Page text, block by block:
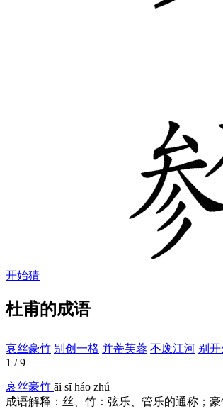
开始猜
杜甫的成语
哀丝豪竹 别创一格 并蒂芙蓉 不废江河 别
1 / 9
哀丝豪竹 āi sī háo zhú
成语解释： 丝、竹：弦乐、管乐的通称；